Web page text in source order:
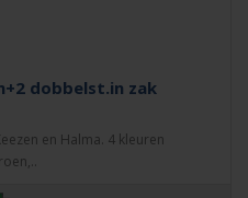
dobbelst.in zak
en Halma. 4 kleuren